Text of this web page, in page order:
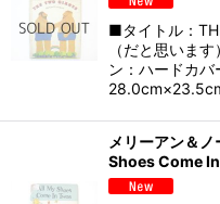
■タイトル：
（だと思いま
ン：ハードカ
メリーアン＆
Shoes Come